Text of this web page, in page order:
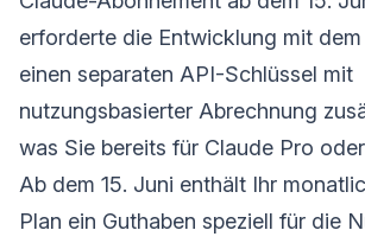
erforderte die Entwicklung mit
einen separaten API-Schlüssel mit
nutzungsbasierter Abrechnung
was Sie bereits für Claude Pro
Ab dem 15. Juni enthält Ihr
Plan ein Guthaben speziell für die